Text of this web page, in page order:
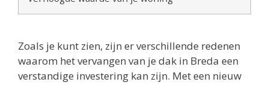
Zoals je kunt zien, zijn er verschillende redenen
waarom het vervangen van je dak in Breda een
verstandige investering kan zijn. Met een nieuw